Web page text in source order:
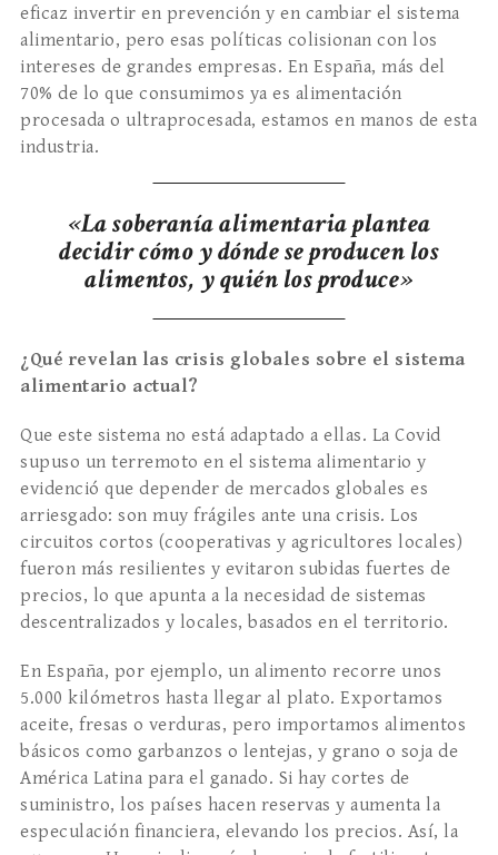
eficaz invertir en prevención y en cambiar el sistema
alimentario, pero esas políticas colisionan con los
intereses de grandes empresas. En España, más del
70% de lo que consumimos ya es alimentación
procesada o ultraprocesada, estamos en manos de esta
industria.
«La soberanía alimentaria plantea
decidir cómo y dónde se producen los
alimentos, y quién los produce»
¿Qué revelan las crisis globales sobre el sistema
alimentario actual?
Que este sistema no está adaptado a ellas. La Covid
supuso un terremoto en el sistema alimentario y
evidenció que depender de mercados globales es
arriesgado: son muy frágiles ante una crisis. Los
circuitos cortos (cooperativas y agricultores locales)
fueron más resilientes y evitaron subidas fuertes de
precios, lo que apunta a la necesidad de sistemas
descentralizados y locales, basados en el territorio.
En España, por ejemplo, un alimento recorre unos
5.000 kilómetros hasta llegar al plato. Exportamos
aceite, fresas o verduras, pero importamos alimentos
básicos como garbanzos o lentejas, y grano o soja de
América Latina para el ganado. Si hay cortes de
suministro, los países hacen reservas y aumenta la
especulación financiera, elevando los precios. Así, la